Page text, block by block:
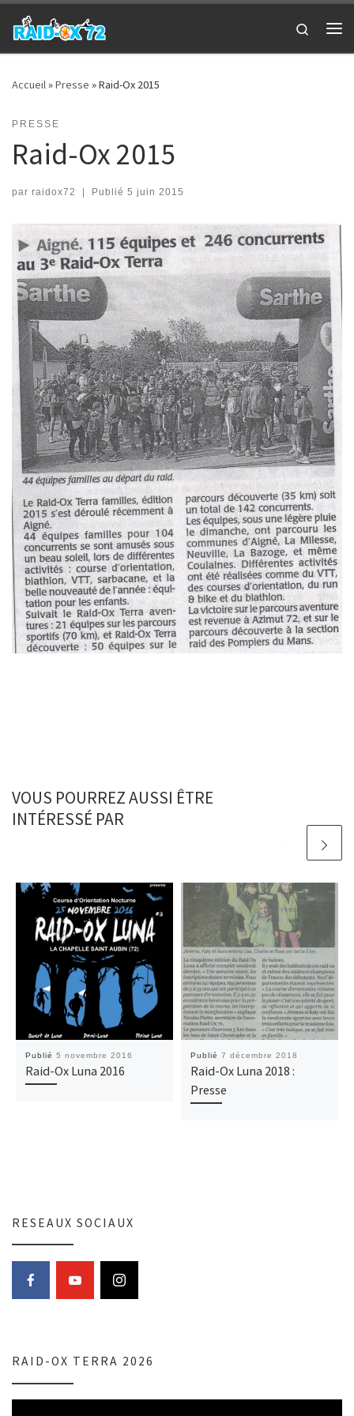
Passer au contenu
Search
Accueil»Presse »Raid-Ox 2015
PRESSE
Raid-Ox 2015
par raidox72 | Publié 5 juin 2015
VOUS POURREZ AUSSI ÊTRE
INTÉRESSÉ PAR
Publié 5 novembre 2016
Raid-Ox Luna 2016
Publié 7 décembre 2018
Raid-Ox Luna 2018 :
Presse
RESEAUX SOCIAUX
RAID-OX TERRA 2026